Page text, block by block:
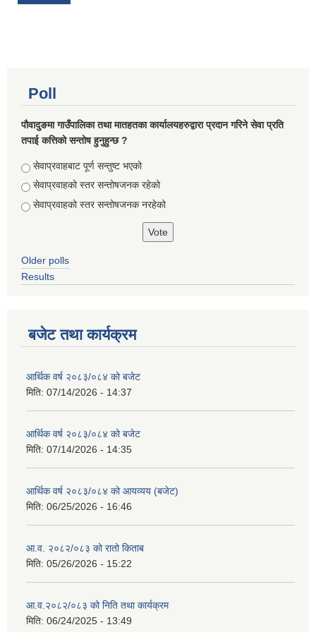
Poll
पौवादुङमा गाउँपालिका तथा मातहतका कार्यालयहरुद्वारा प्रदान गरिने सेवा प्रति
तपाई कत्तिको सन्तोष हुनुहुन्छ ?
Choices
सेवाप्रवाहबाट पूर्ण सन्तुष्ट भएको
सेवाप्रवाहको स्तर सन्तोषजनक रहेको
सेवाप्रवाहको स्तर सन्तोषजनक नरहेको
Older polls
Results
बजेट तथा कार्यक्रम
आर्थिक वर्ष २०८३/०८४ को बजेट
मिति: 07/14/2026 - 14:37
आर्थिक वर्ष २०८३/०८४ को बजेट
मिति: 07/14/2026 - 14:35
आर्थिक वर्ष २०८३/०८४ को आयव्यय (बजेट)
मिति: 06/25/2026 - 16:46
आ.व. २०८२/०८३ को रातो किताब
मिति: 05/26/2026 - 15:22
आ.व.२०८२/०८३ को निति तथा कार्यक्रम
मिति: 06/24/2025 - 13:49